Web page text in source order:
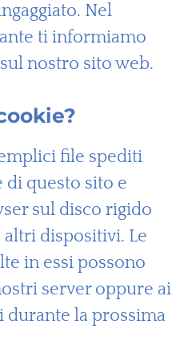
Nel
ti informiamo
nostro sito web.
file spediti
di questo sito e
sul disco rigido
dispositivi. Le
in essi possono
server oppure ai
durante la prossima